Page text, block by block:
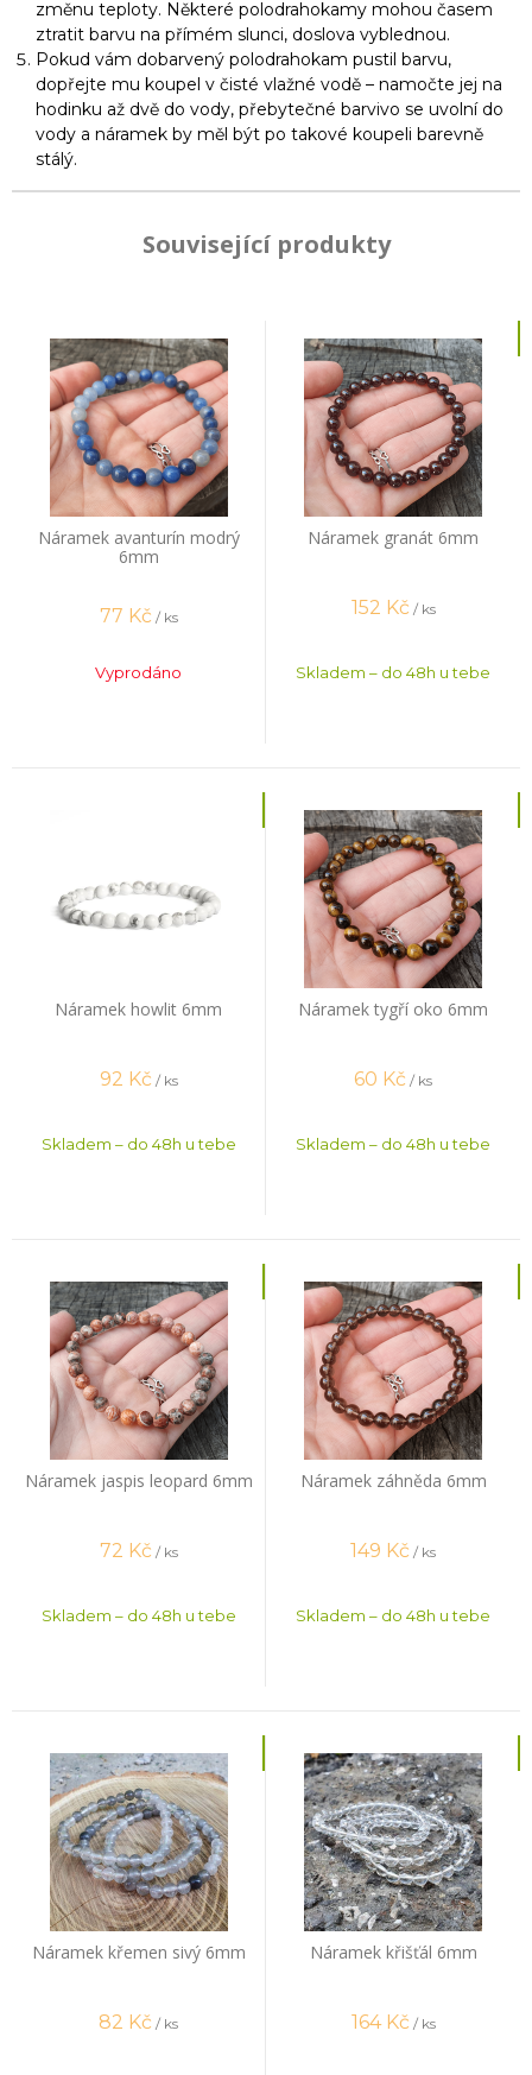
změnu teploty. Některé polodrahokamy mohou časem
ztratit barvu na přímém slunci, doslova vyblednou.
Pokud vám dobarvený polodrahokam pustil barvu,
dopřejte mu koupel v čisté vlažné vodě – namočte jej na
hodinku až dvě do vody, přebytečné barvivo se uvolní do
vody a náramek by měl být po takové koupeli barevně
stálý.
Související produkty
Náramek avanturín modrý
6mm
77 Kč / ks
Vyprodáno
Náramek granát 6mm
152 Kč / ks
Skladem – do 48h u tebe
Náramek howlit 6mm
92 Kč / ks
Skladem – do 48h u tebe
Náramek tygří oko 6mm
60 Kč / ks
Skladem – do 48h u tebe
Náramek jaspis leopard 6mm
72 Kč / ks
Skladem – do 48h u tebe
Náramek záhněda 6mm
149 Kč / ks
Skladem – do 48h u tebe
Náramek křemen sivý 6mm
82 Kč / ks
Náramek křišťál 6mm
164 Kč / ks